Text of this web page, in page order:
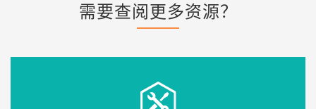
需要查阅更多资源？